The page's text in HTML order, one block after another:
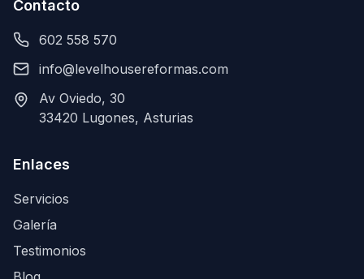
Contacto
602 558 570
info@levelhousereformas.com
Av Oviedo, 30
33420 Lugones, Asturias
Enlaces
Servicios
Galería
Testimonios